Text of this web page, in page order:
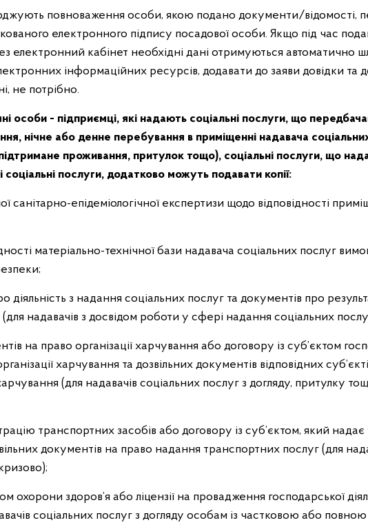
повноваження особи, якою подано документи/відомості,
електронного підпису посадової особи. Якщо під час
електронний кабінет необхідні дані отримуються автоматично
інформаційних ресурсів, додавати до заяви довідки та
не потрібно.
особи - підприємці, які надають соціальні послуги, що
нічне або денне перебування в приміщенні надавача
проживання, притулок тощо), соціальні послуги, що
соціальні послуги, додатково можуть подавати копії:
санітарно-епідеміологічної експертизи щодо відповідності
матеріально-технічної бази надавача соціальних послуг
діяльність з надання соціальних послуг та документів про
надавачів з досвідом роботи у сфері надання соціальних
на право організації харчування або договору із суб’єктом
харчування та дозвільних документів відповідних
(для надавачів соціальних послуг з догляду, притулку
транспортних засобів або договору із суб’єктом, який
документів на право надання транспортних послуг (для
охорони здоров’я або ліцензії на провадження господарської
соціальних послуг з догляду особам із частковою або